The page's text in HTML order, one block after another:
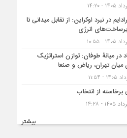
در نبرد اوکراین: از تقابل میدانی تا
انرژی
در میانۀ طوفان: توازن استراتژیک
میان تهران، ریاض و صنعا
از انتخاب
بیشتر